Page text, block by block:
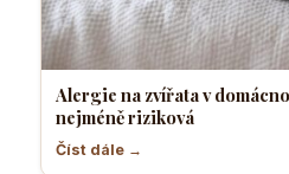
Alergie na zvířata v
nejméně riziková
Číst dále →